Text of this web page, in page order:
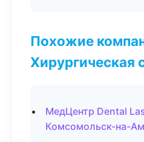
Похожие
Хирургическая
МедЦентр Dental
Комсомольск-на-